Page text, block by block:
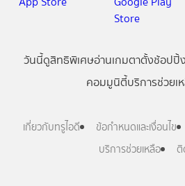
วันนี้ดูสิทธิพิเศษอ่านเกมตาตั้งช้อปปิ้ง
คอมมูนิตี้บริการช่วยเ
เกี่ยวกับทรูไอดี ข้อกำหนดและเงื่อนไข
บริการช่วยเหลือ
ติ